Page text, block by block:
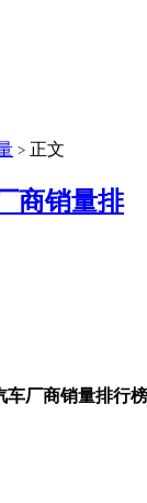
> 正文
商销量排
车厂商销量排行榜